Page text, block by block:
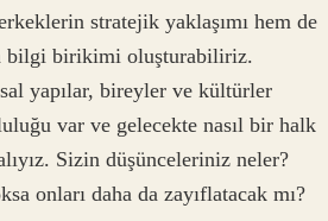
stratejik yaklaşımı hem de
bilgi birikimi oluşturabiliriz.
yapılar, bireyler ve kültürler
var ve gelecekte nasıl bir halk
Sizin düşünceleriniz neler?
onları daha da zayıflatacak mı?